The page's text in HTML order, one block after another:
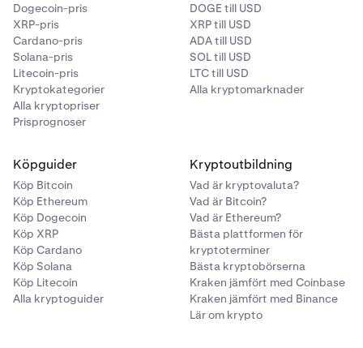
Dogecoin-pris
XRP-pris
Cardano-pris
Solana-pris
Litecoin-pris
Kryptokategorier
Alla kryptopriser
Prisprognoser
DOGE till USD
XRP till USD
ADA till USD
SOL till USD
LTC till USD
Alla kryptomarknader
Köpguider
Köp Bitcoin
Köp Ethereum
Köp Dogecoin
Köp XRP
Köp Cardano
Köp Solana
Köp Litecoin
Alla kryptoguider
Kryptoutbildning
Vad är kryptovaluta?
Vad är Bitcoin?
Vad är Ethereum?
Bästa plattformen för
kryptoterminer
Bästa kryptobörserna
Kraken jämfört med Coinbase
Kraken jämfört med Binance
Lär om krypto